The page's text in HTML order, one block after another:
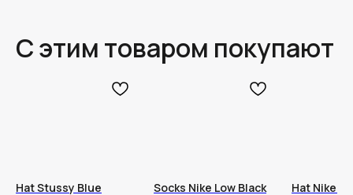
С этим товаром покупают
Hat Stussy Blue
Socks Nike Low Black
Hat Nike